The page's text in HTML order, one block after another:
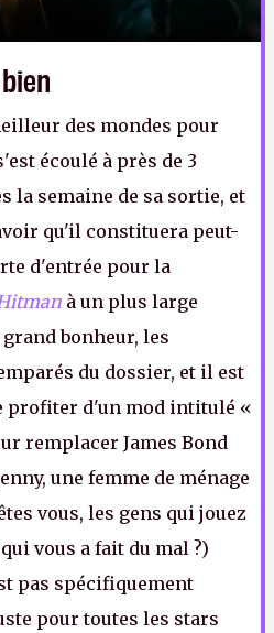
des mondes pour
écoulé à près de 3
semaine de sa sortie, et
qu'il constituera peut-
d'entrée pour la
à un plus large
bonheur, les
du dossier, et il est
profiter d'un mod intitulé «
remplacer James Bond
une femme de ménage
vous, les gens qui jouez
vous a fait du mal ?)
pas spécifiquement
pour toutes les stars